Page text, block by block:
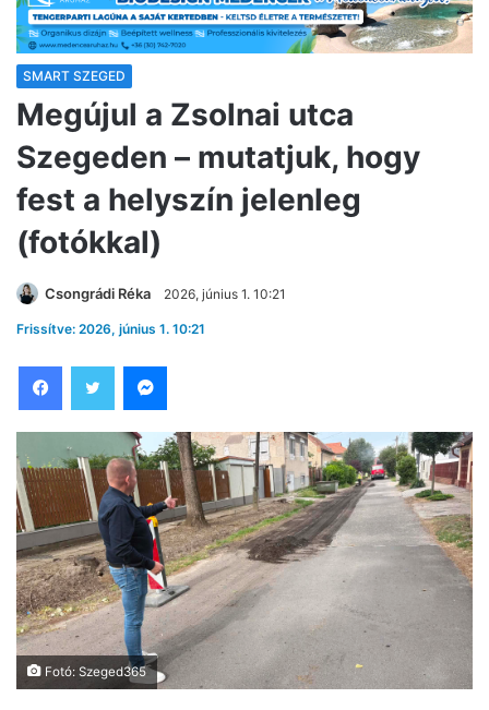
SMART SZEGED
Megújul a Zsolnai utca
Szegeden – mutatjuk, hogy
fest a helyszín jelenleg
(fotókkal)
Csongrádi Réka 2026, június 1. 10:21
Frissítve: 2026, június 1. 10:21
Fotó: Szeged365